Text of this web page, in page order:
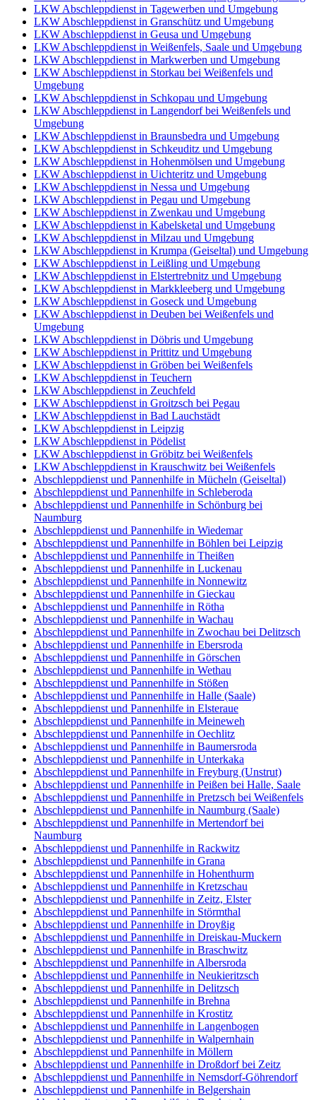
LKW Abschleppdienst in Tagewerben und Umgebung
LKW Abschleppdienst in Granschütz und Umgebung
LKW Abschleppdienst in Geusa und Umgebung
LKW Abschleppdienst in Weißenfels, Saale und Umgebung
LKW Abschleppdienst in Markwerben und Umgebung
LKW Abschleppdienst in Storkau bei Weißenfels und
Umgebung
LKW Abschleppdienst in Schkopau und Umgebung
LKW Abschleppdienst in Langendorf bei Weißenfels und
Umgebung
LKW Abschleppdienst in Braunsbedra und Umgebung
LKW Abschleppdienst in Schkeuditz und Umgebung
LKW Abschleppdienst in Hohenmölsen und Umgebung
LKW Abschleppdienst in Uichteritz und Umgebung
LKW Abschleppdienst in Nessa und Umgebung
LKW Abschleppdienst in Pegau und Umgebung
LKW Abschleppdienst in Zwenkau und Umgebung
LKW Abschleppdienst in Kabelsketal und Umgebung
LKW Abschleppdienst in Milzau und Umgebung
LKW Abschleppdienst in Krumpa (Geiseltal) und Umgebung
LKW Abschleppdienst in Leißling und Umgebung
LKW Abschleppdienst in Elstertrebnitz und Umgebung
LKW Abschleppdienst in Markkleeberg und Umgebung
LKW Abschleppdienst in Goseck und Umgebung
LKW Abschleppdienst in Deuben bei Weißenfels und
Umgebung
LKW Abschleppdienst in Döbris und Umgebung
LKW Abschleppdienst in Prittitz und Umgebung
LKW Abschleppdienst in Gröben bei Weißenfels
LKW Abschleppdienst in Teuchern
LKW Abschleppdienst in Zeuchfeld
LKW Abschleppdienst in Groitzsch bei Pegau
LKW Abschleppdienst in Bad Lauchstädt
LKW Abschleppdienst in Leipzig
LKW Abschleppdienst in Pödelist
LKW Abschleppdienst in Gröbitz bei Weißenfels
LKW Abschleppdienst in Krauschwitz bei Weißenfels
Abschleppdienst und Pannenhilfe in Mücheln (Geiseltal)
Abschleppdienst und Pannenhilfe in Schleberoda
Abschleppdienst und Pannenhilfe in Schönburg bei
Naumburg
Abschleppdienst und Pannenhilfe in Wiedemar
Abschleppdienst und Pannenhilfe in Böhlen bei Leipzig
Abschleppdienst und Pannenhilfe in Theißen
Abschleppdienst und Pannenhilfe in Luckenau
Abschleppdienst und Pannenhilfe in Nonnewitz
Abschleppdienst und Pannenhilfe in Gieckau
Abschleppdienst und Pannenhilfe in Rötha
Abschleppdienst und Pannenhilfe in Wachau
Abschleppdienst und Pannenhilfe in Zwochau bei Delitzsch
Abschleppdienst und Pannenhilfe in Ebersroda
Abschleppdienst und Pannenhilfe in Görschen
Abschleppdienst und Pannenhilfe in Wethau
Abschleppdienst und Pannenhilfe in Stößen
Abschleppdienst und Pannenhilfe in Halle (Saale)
Abschleppdienst und Pannenhilfe in Elsteraue
Abschleppdienst und Pannenhilfe in Meineweh
Abschleppdienst und Pannenhilfe in Oechlitz
Abschleppdienst und Pannenhilfe in Baumersroda
Abschleppdienst und Pannenhilfe in Unterkaka
Abschleppdienst und Pannenhilfe in Freyburg (Unstrut)
Abschleppdienst und Pannenhilfe in Peißen bei Halle, Saale
Abschleppdienst und Pannenhilfe in Pretzsch bei Weißenfels
Abschleppdienst und Pannenhilfe in Naumburg (Saale)
Abschleppdienst und Pannenhilfe in Mertendorf bei
Naumburg
Abschleppdienst und Pannenhilfe in Rackwitz
Abschleppdienst und Pannenhilfe in Grana
Abschleppdienst und Pannenhilfe in Hohenthurm
Abschleppdienst und Pannenhilfe in Kretzschau
Abschleppdienst und Pannenhilfe in Zeitz, Elster
Abschleppdienst und Pannenhilfe in Störmthal
Abschleppdienst und Pannenhilfe in Droyßig
Abschleppdienst und Pannenhilfe in Dreiskau-Muckern
Abschleppdienst und Pannenhilfe in Braschwitz
Abschleppdienst und Pannenhilfe in Albersroda
Abschleppdienst und Pannenhilfe in Neukieritzsch
Abschleppdienst und Pannenhilfe in Delitzsch
Abschleppdienst und Pannenhilfe in Brehna
Abschleppdienst und Pannenhilfe in Krostitz
Abschleppdienst und Pannenhilfe in Langenbogen
Abschleppdienst und Pannenhilfe in Walpernhain
Abschleppdienst und Pannenhilfe in Möllern
Abschleppdienst und Pannenhilfe in Droßdorf bei Zeitz
Abschleppdienst und Pannenhilfe in Nemsdorf-Göhrendorf
Abschleppdienst und Pannenhilfe in Belgershain